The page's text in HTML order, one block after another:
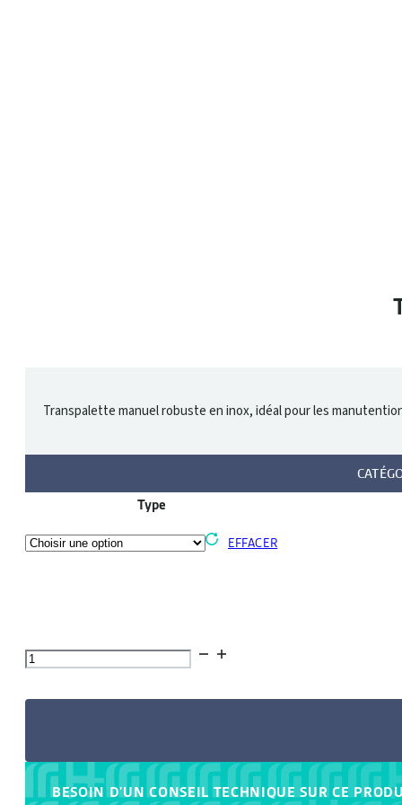
Transpalette manuel robuste en inox, idéal pour les
Type
EFFACER
quantité
Transpalette
BESOIN D'UN CONSEIL TECHNIQUE SUR CE